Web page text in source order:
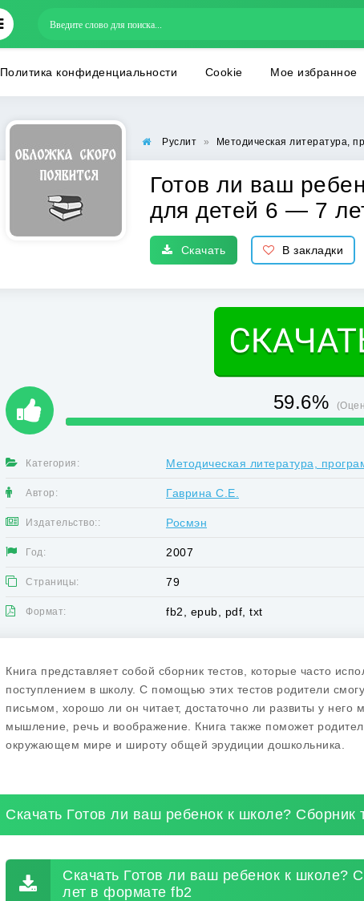
Политика конфиденциальности Cookie Мое избранное
Руслит » Методическая литература,
Готов ли ваш
для детей 6 — 7
Скачать В закладки
59.6%
Категория: Методическая литература,
Автор: Гаврина С.Е.
Издательство:: Росмэн
Год: 2007
Страницы: 79
Формат: fb2, epub, pdf, txt
Книга представляет собой сборник тестов, которые часто
поступлением в школу. С помощью этих тестов родители
письмом, хорошо ли он читает, достаточно ли развиты у него
мышление, речь и воображение. Книга также поможет
окружающем мире и широту общей эрудиции дошкольника.
Скачать Готов ли ваш ребенок к школе?
Скачать Готов ли ваш ребенок к школе?
лет в формате fb2